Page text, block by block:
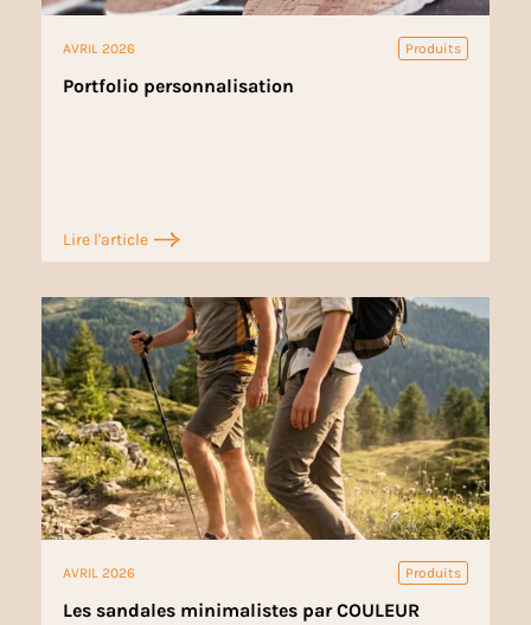
AVRIL 2026 Produits
Portfolio personnalisation
Lire l'article
AVRIL 2026 Produits
Les sandales minimalistes par COULEUR